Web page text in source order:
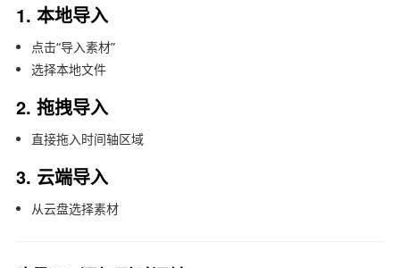
1. 本地导入
点击“导入素材”
选择本地文件
2. 拖拽导入
直接拖入时间轴区域
3. 云端导入
从云盘选择素材